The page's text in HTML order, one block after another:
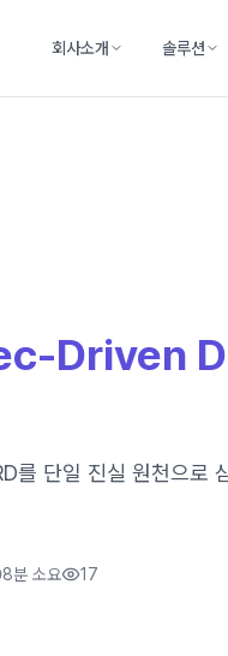
회사소개 솔루션
Driven
를 단일 진실 원천으
8분 소요 17